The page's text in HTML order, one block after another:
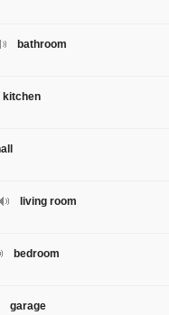
bathroom
kitchen
living room
bedroom
garage